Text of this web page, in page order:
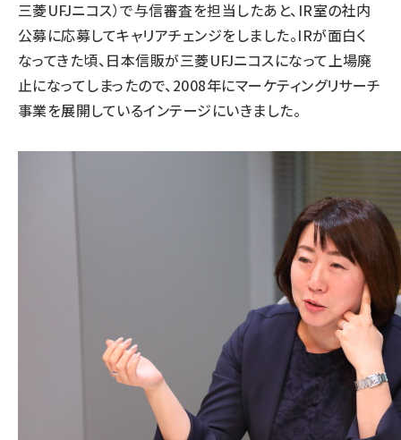
三菱UFJニコス）で与信審査を担当したあと、IR室の社内
公募に応募してキャリアチェンジをしました。IRが面白く
なってきた頃、日本信販が三菱UFJニコスになって上場廃
止になってしまったので、2008年にマーケティングリサーチ
事業を展開しているインテージにいきました。